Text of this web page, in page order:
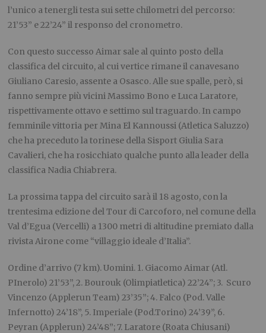
l’unico a tenergli testa sui sette chilometri del percorso:
21’53” e 22’24” il responso del cronometro.
Con questo successo Aimar sale al quinto posto della
classifica del circuito, al cui vertice rimane il canavesano
Giuliano Caresio, assente a Osasco. Alle sue spalle, però, si
fanno sempre più vicini Massimo Bono e Luca Laratore,
rispettivamente ottavo e settimo sul traguardo. In campo
femminile vittoria per Mina El Kannoussi (Atletica Saluzzo)
che ha preceduto la torinese della Sisport Giulia Sara
Cavalieri, che ha rosicchiato qualche punto alla leader della
classifica Nadia Chiabrera.
La prossima tappa del circuito sarà il 18 agosto, con la
trentesima edizione del Tour di Carcoforo, nel comune della
Val d’Egua (Vercelli) a 1300 metri di altitudine premiato dalla
rivista Airone come “villaggio ideale d’Italia”.
Ordine d’arrivo (7 km). Uomini. 1. Giacomo Aimar (Atl.
PInerolo) 21’53”, 2. Bourouk (Olimpiatletica) 22’24”; 3. Scuro
Vincenzo (Applerun Team) 23’35”; 4. Falco (Pod. Valle
Infernotto) 24’18”, 5. Imperiale (Pod.Torino) 24’39”, 6.
Peyran (Applerun) 24’48”; 7. Laratore (Roata Chiusani)